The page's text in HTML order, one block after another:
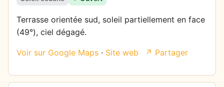
Terrasse orientée sud, soleil partiellement en face
(49°), ciel dégagé.
Voir sur Google Maps · Site web ↗ Partager